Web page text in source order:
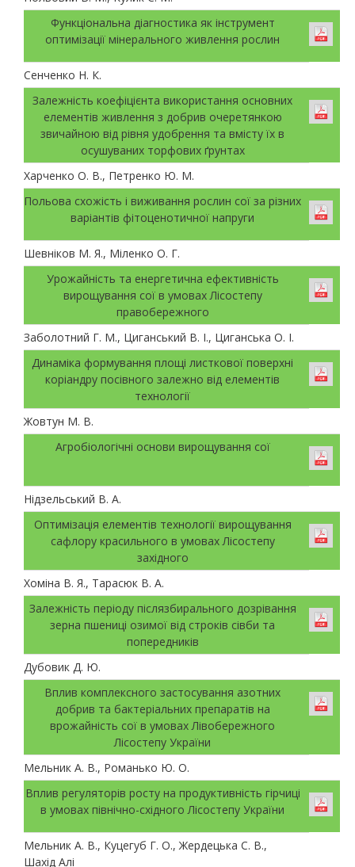
Функціональна діагностика як інструмент
оптимізації мінерального живлення рослин
Сенченко Н. К.
Залежність коефіцієнта використання основних
елементів живлення з добрив очеретянкою
звичайною від рівня удобрення та вмісту їх в
осушуваних торфових ґрунтах
Харченко О. В., Петренко Ю. М.
Польова схожість і виживання рослин сої за різних
варіантів фітоценотичної напруги
Шевніков М. Я., Міленко О. Г.
Урожайність та енергетична ефективність
вирощування сої в умовах Лісостепу
правобережного
Заболотний Г. М., Циганський В. І., Циганська О. І.
Динаміка формування площі листкової поверхні
коріандру посівного залежно від елементів
технології
Жовтун М. В.
Агробіологічні основи вирощування сої
Нідзельський В. А.
Оптимізація елементів технології вирощування
сафлору красильного в умовах Лісостепу
західного
Хоміна В. Я., Тарасюк В. А.
Залежність періоду післязбирального дозрівання
зерна пшениці озимої від строків сівби та
попередників
Дубовик Д. Ю.
Вплив комплексного застосування азотних
добрив та бактеріальних препаратів на
врожайність сої в умовах Лівобережного
Лісостепу України
Мельник А. В., Романько Ю. О.
Вплив регуляторів росту на продуктивність гірчиці
в умовах північно-східного Лісостепу України
Мельник А. В., Куцегуб Г. О., Жердецька С. В.,
Шахід Алі